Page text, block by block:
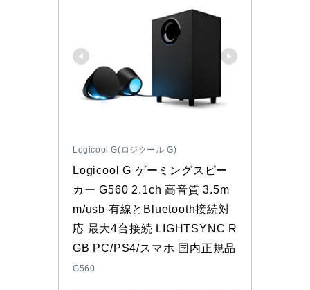
Logicool G(ロジクール G)
Logicool G ゲーミングスピー
カー G560 2.1ch 高音質 3.5m
m/usb 有線とBluetooth接続対
応 最大4台接続 LIGHTSYNC R
GB PC/PS4/スマホ 国内正規品
G560